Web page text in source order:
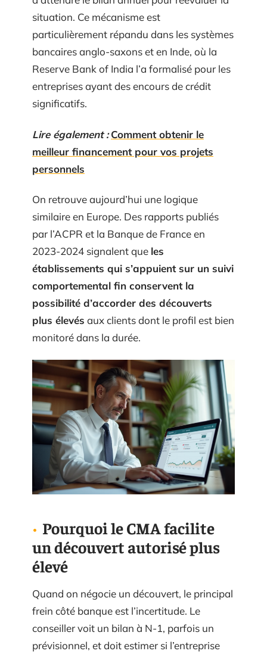
situation. Ce mécanisme est
particulièrement répandu dans les systèmes
bancaires anglo-saxons et en Inde, où la
Reserve Bank of India l’a formalisé pour les
entreprises ayant des encours de crédit
significatifs.
Lire également : Comment obtenir le
meilleur financement pour vos projets
personnels
On retrouve aujourd’hui une logique
similaire en Europe. Des rapports publiés
par l’ACPR et la Banque de France en
2023-2024 signalent que les
établissements qui s’appuient sur un suivi
comportemental fin conservent la
possibilité d’accorder des découverts
plus élevés aux clients dont le profil est bien
monitoré dans la durée.
Pourquoi le CMA facilite
un découvert autorisé plus
élevé
Quand on négocie un découvert, le principal
frein côté banque est l’incertitude. Le
conseiller voit un bilan à N-1, parfois un
prévisionnel, et doit estimer si l’entreprise